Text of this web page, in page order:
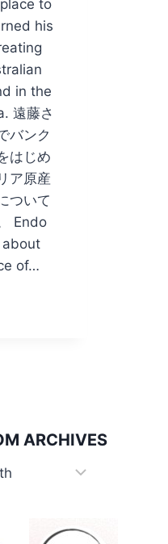
to
his
in the
遠藤さ
バンク
はじめ
ア原産
ついて
Endo
about
of…
ARCHIVES